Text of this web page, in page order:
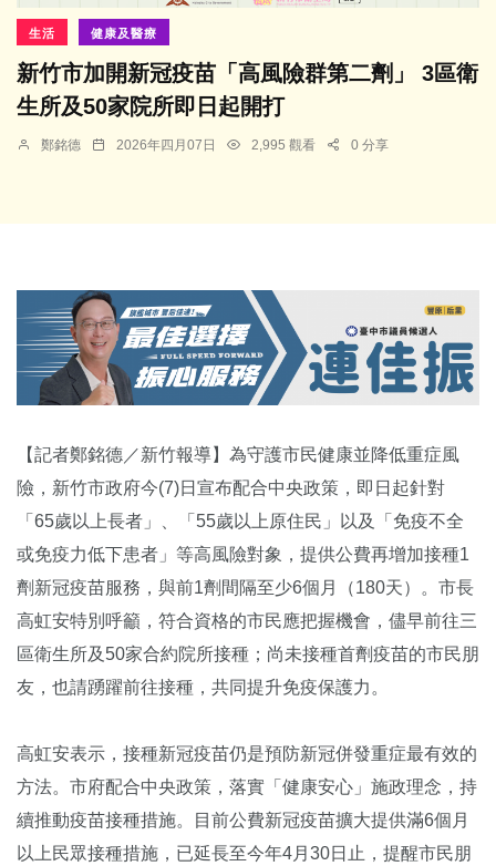
生活 健康及醫療
新竹市加開新冠疫苗「高風險群第二劑」 3區衛
生所及50家院所即日起開打
鄭銘德 2026年四月07日 2,995 觀看 0 分享
【記者鄭銘德／新竹報導】為守護市民健康並降低重症風
險，新竹市政府今(7)日宣布配合中央政策，即日起針對
「65歲以上長者」、「55歲以上原住民」以及「免疫不全
或免疫力低下患者」等高風險對象，提供公費再增加接種1
劑新冠疫苗服務，與前1劑間隔至少6個月（180天）。市長
高虹安特別呼籲，符合資格的市民應把握機會，儘早前往三
區衛生所及50家合約院所接種；尚未接種首劑疫苗的市民朋
友，也請踴躍前往接種，共同提升免疫保護力。
高虹安表示，接種新冠疫苗仍是預防新冠併發重症最有效的
方法。市府配合中央政策，落實「健康安心」施政理念，持
續推動疫苗接種措施。目前公費新冠疫苗擴大提供滿6個月
以上民眾接種措施，已延長至今年4月30日止，提醒市民朋